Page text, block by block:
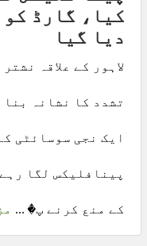
کیا، گارڈ
دیا گیا
لاہور کے علاقہ
تشدد کا نشانہ بنا
ایک نجی سوسائٹی
پینافلیکس لگا
کے منع کرنے پ� ...